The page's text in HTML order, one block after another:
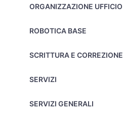
ORGANIZZAZIONE UFFICIO
ROBOTICA BASE
SCRITTURA E CORREZIONE
SERVIZI
SERVIZI GENERALI